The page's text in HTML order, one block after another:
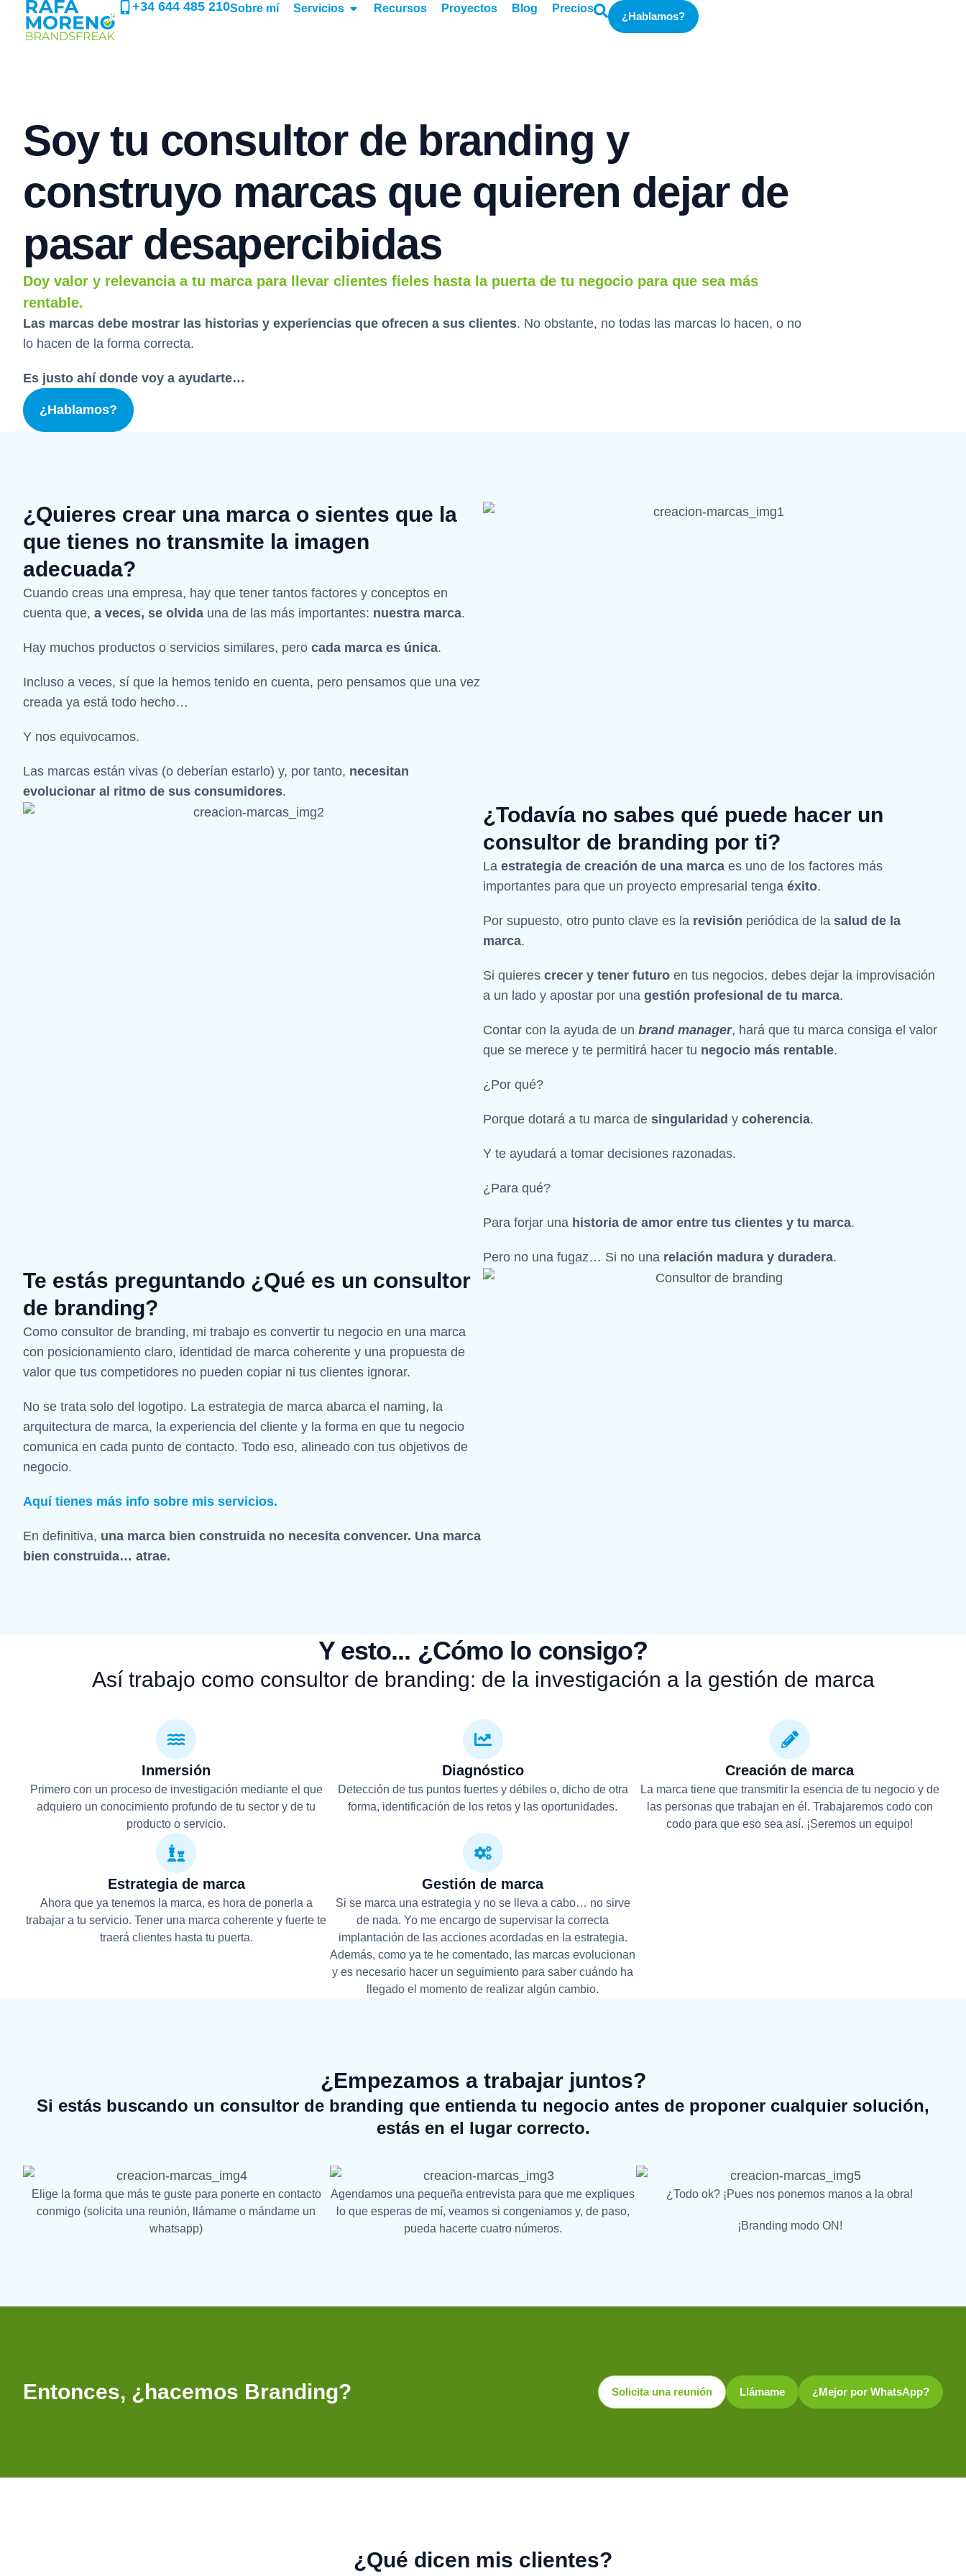
+34 644 485 210Sobre mí Servicios Recursos Proyectos Blog Precios
¿Hablamos?
Soy tu consultor de branding y
construyo marcas que quieren dejar de
pasar desapercibidas
Doy valor y relevancia a tu marca para llevar clientes fieles hasta la puerta de tu negocio para que sea más
rentable.
Las marcas debe mostrar las historias y experiencias que ofrecen a sus clientes. No obstante, no todas las marcas lo hacen, o no
lo hacen de la forma correcta.
Es justo ahí donde voy a ayudarte…
¿Hablamos?
¿Quieres crear una marca o sientes que la
que tienes no transmite la imagen
adecuada?
Cuando creas una empresa, hay que tener tantos factores y conceptos en
cuenta que, a veces, se olvida una de las más importantes: nuestra marca.
Hay muchos productos o servicios similares, pero cada marca es única.
Incluso a veces, sí que la hemos tenido en cuenta, pero pensamos que una vez
creada ya está todo hecho…
Y nos equivocamos.
Las marcas están vivas (o deberían estarlo) y, por tanto, necesitan
evolucionar al ritmo de sus consumidores.
¿Todavía no sabes qué puede hacer un
consultor de branding por ti?
La estrategia de creación de una marca es uno de los factores más
importantes para que un proyecto empresarial tenga éxito.
Por supuesto, otro punto clave es la revisión periódica de la salud de la
marca.
Si quieres crecer y tener futuro en tus negocios, debes dejar la improvisación
a un lado y apostar por una gestión profesional de tu marca.
Contar con la ayuda de un brand manager, hará que tu marca consiga el valor
que se merece y te permitirá hacer tu negocio más rentable.
¿Por qué?
Porque dotará a tu marca de singularidad y coherencia.
Y te ayudará a tomar decisiones razonadas.
¿Para qué?
Para forjar una historia de amor entre tus clientes y tu marca.
Pero no una fugaz… Si no una relación madura y duradera.
Te estás preguntando ¿Qué es un consultor
de branding?
Como consultor de branding, mi trabajo es convertir tu negocio en una marca
con posicionamiento claro, identidad de marca coherente y una propuesta de
valor que tus competidores no pueden copiar ni tus clientes ignorar.
No se trata solo del logotipo. La estrategia de marca abarca el naming, la
arquitectura de marca, la experiencia del cliente y la forma en que tu negocio
comunica en cada punto de contacto. Todo eso, alineado con tus objetivos de
negocio.
Aquí tienes más info sobre mis servicios.
En definitiva, una marca bien construida no necesita convencer. Una marca
bien construida… atrae.
Y esto... ¿Cómo lo consigo?
Así trabajo como consultor de branding: de la investigación a la gestión de marca
Inmersión
Primero con un proceso de investigación mediante el que
adquiero un conocimiento profundo de tu sector y de tu
producto o servicio.
Diagnóstico
Detección de tus puntos fuertes y débiles o, dicho de otra
forma, identificación de los retos y las oportunidades.
Creación de marca
La marca tiene que transmitir la esencia de tu negocio y de
las personas que trabajan en él. Trabajaremos codo con
codo para que eso sea así. ¡Seremos un equipo!
Estrategia de marca
Ahora que ya tenemos la marca, es hora de ponerla a
trabajar a tu servicio. Tener una marca coherente y fuerte te
traerá clientes hasta tu puerta.
Gestión de marca
Si se marca una estrategia y no se lleva a cabo… no sirve
de nada. Yo me encargo de supervisar la correcta
implantación de las acciones acordadas en la estrategia.
Además, como ya te he comentado, las marcas evolucionan
y es necesario hacer un seguimiento para saber cuándo ha
llegado el momento de realizar algún cambio.
¿Empezamos a trabajar juntos?
Si estás buscando un consultor de branding que entienda tu negocio antes de proponer cualquier solución,
estás en el lugar correcto.
Elige la forma que más te guste para ponerte en contacto
conmigo (solicita una reunión, llámame o mándame un
whatsapp)
Agendamos una pequeña entrevista para que me expliques
lo que esperas de mí, veamos si congeniamos y, de paso,
pueda hacerte cuatro números.
¿Todo ok? ¡Pues nos ponemos manos a la obra!
¡Branding modo ON!
Entonces, ¿hacemos Branding? Solicita una reunión Llámame ¿Mejor por WhatsApp?
¿Qué dicen mis clientes?